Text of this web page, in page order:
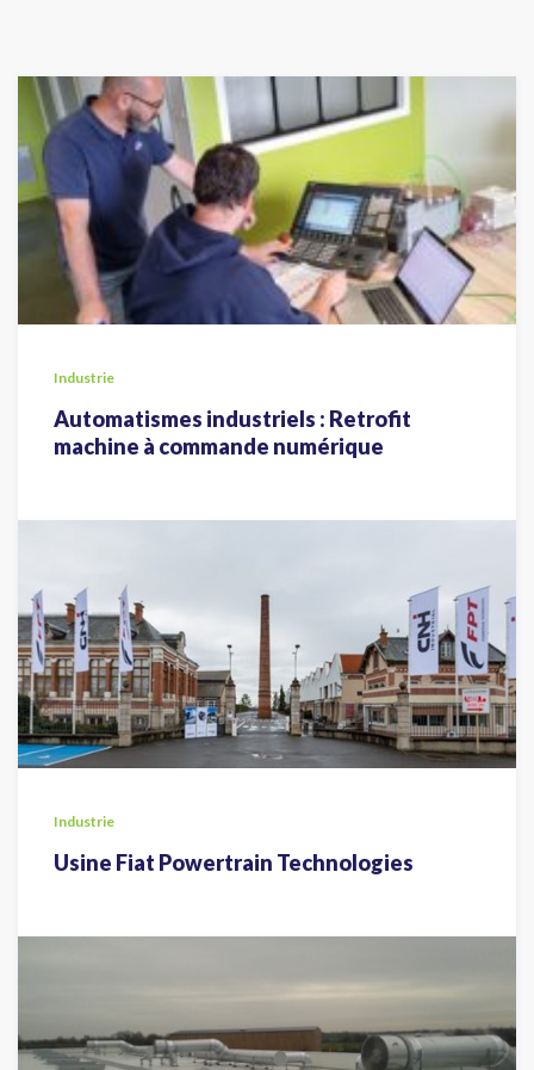
Industrie
Automatismes industriels : Retrofit
machine à commande numérique
Industrie
Usine Fiat Powertrain Technologies